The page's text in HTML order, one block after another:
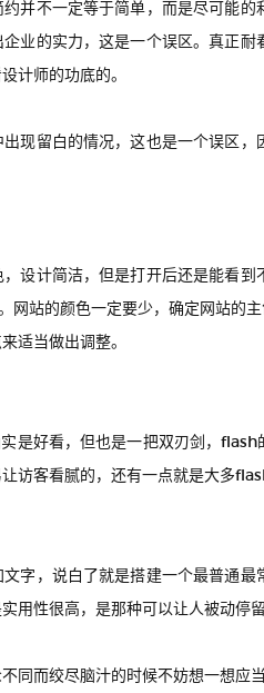
并不一定等于简单，而是尽可能
业的实力，这是一个误区。真正
计师的功底的。
现留白的情况，这也是一个误区
设计简洁，但是打开后还是能看
网站的颜色一定要少，确定网站的
适当做出调整。
是好看，但也是一把双刃剑，
访客看腻的，还有一点就是大多
字，说白了就是搭建一个最普通
用性很高，是那种可以让人被动停
同而绞尽脑汁的时候不妨想一想应